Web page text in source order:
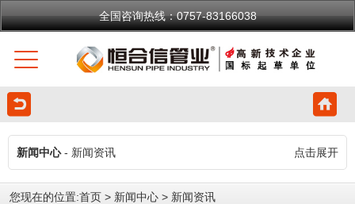
全国咨询热线：0757-83166038
新闻中心- 新闻资讯 点击展开
您现在的位置:首页 > 新闻中心 > 新闻资讯